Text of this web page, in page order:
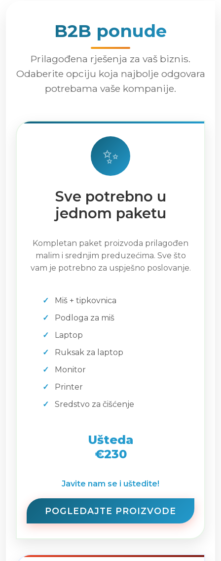
B2B ponude
Prilagođena rješenja za vaš biznis.
Odaberite opciju koja najbolje odgovara
potrebama vaše kompanije.
✨
Sve potrebno u
jednom paketu
Kompletan paket proizvoda prilagođen
malim i srednjim preduzećima. Sve što
vam je potrebno za uspješno poslovanje.
Miš + tipkovnica
Podloga za miš
Laptop
Ruksak za laptop
Monitor
Printer
Sredstvo za čišćenje
Ušteda
€230
Javite nam se i uštedite!
POGLEDAJTE PROIZVODE